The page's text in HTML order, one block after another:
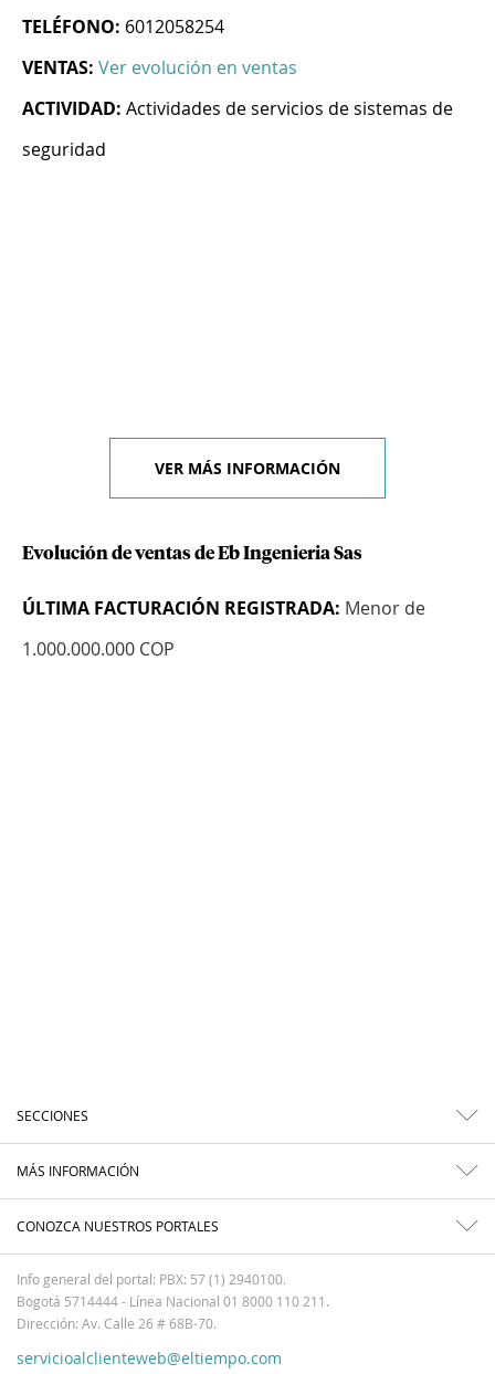
TELÉFONO: 6012058254
VENTAS: Ver evolución en ventas
ACTIVIDAD: Actividades de servicios de sistemas de
seguridad
VER MÁS INFORMACIÓN
Evolución de ventas de Eb Ingenieria Sas
ÚLTIMA FACTURACIÓN REGISTRADA: Menor de
1.000.000.000 COP
SECCIONES
MÁS INFORMACIÓN
CONOZCA NUESTROS PORTALES
Info general del portal: PBX: 57 (1) 2940100.
Bogotá 5714444 - Línea Nacional 01 8000 110 211.
Dirección: Av. Calle 26 # 68B-70.
servicioalclienteweb@eltiempo.com